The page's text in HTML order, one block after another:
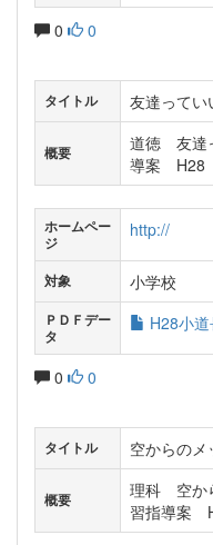
0 0
タイトル 友達ってい
概要
道徳 友達
導案 H28
ホームペー
ジ
http://
対象 小学校
ＰＤＦデー
タ
H28小
0 0
タイトル 空からのメ
概要
理科 空か
習指導案